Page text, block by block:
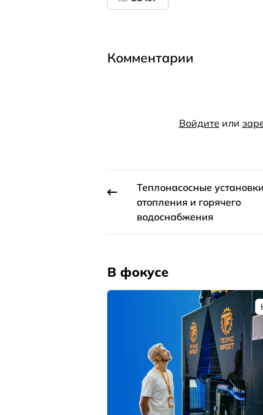
Комментарии
Войдите или
Теплонасосные
отопления и горячего
водоснабжения
В фокусе